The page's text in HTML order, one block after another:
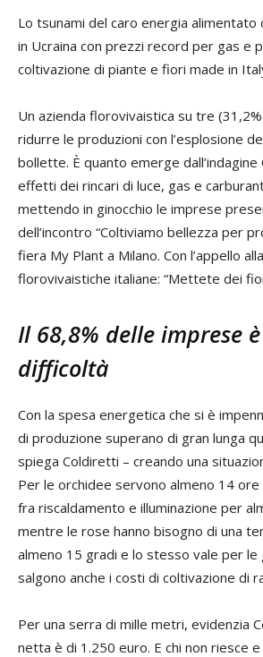
Lo tsunami del caro energia alimentato
in Ucraina con prezzi record per gas e
coltivazione di piante e fiori made in
Un azienda florovivaistica su tre
ridurre le produzioni con l’esplosione
bollette. È quanto emerge
effetti dei rincari di luce, gas e
mettendo in ginocchio le imprese
dell’incontro “Coltiviamo bellezza per
fiera My Plant a Milano. Con l’appello
florovivaistiche italiane: “Mettete dei
Il 68,8% delle imprese
difficoltà
Con la spesa energetica che si è
di produzione superano di gran lunga
spiega Coldiretti – creando una
Per le orchidee servono almeno 14
fra riscaldamento e illuminazione per
mentre le rose hanno bisogno di una
almeno 15 gradi e lo stesso vale per le
salgono anche i costi di coltivazione di
Per una serra di mille metri, evidenzia
netta è di 1.250 euro. E chi non riesce